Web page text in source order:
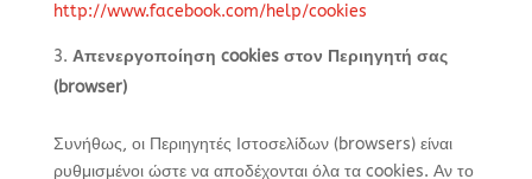
http://www.facebook.com/help/cookies
Απενεργοποίηση cookiesστον Περιηγητή σας
(browser)
Συνήθως, οι Περιηγητές Ιστοσελίδων (browsers) είναι
ρυθμισμένοι ώστε να αποδέχονται όλα τα cookies. Αν το